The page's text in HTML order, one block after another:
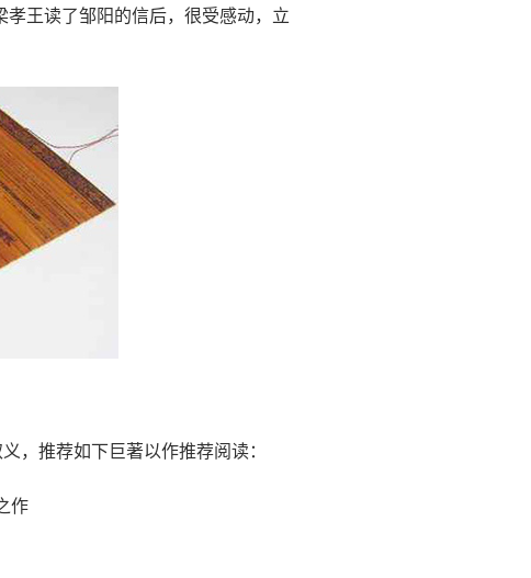
王读了邹阳的信后，很受感动，立
，推荐如下巨著以作推荐阅读：
作